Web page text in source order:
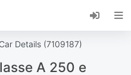
eCarsTrade,
y recibe
Car Details (7109187)
A 250 e